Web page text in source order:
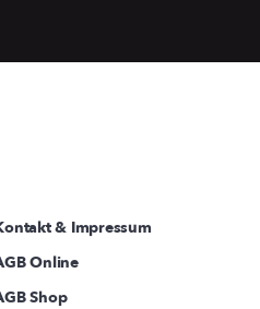
& Impressum
Online
Shop